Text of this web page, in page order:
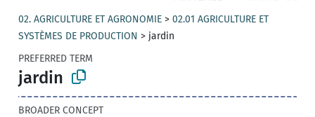
02. AGRICULTURE ET AGRONOMIE >02.01 AGRICULTURE ET
SYSTÈMES DE PRODUCTION > jardin
PREFERRED TERM
jardin
BROADER CONCEPT